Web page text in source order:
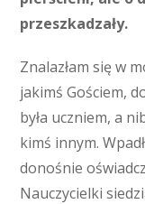
przeszkadzały.
Znalazłam się w
jakimś Gościem,
była uczniem, a
kimś innym.
donośnie
Nauczycielki